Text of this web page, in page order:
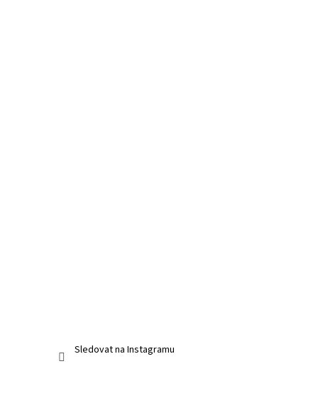
Sledovat na Instagramu